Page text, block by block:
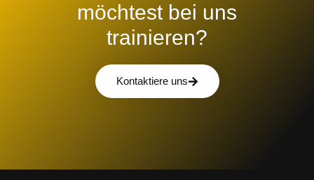
möchtest bei uns
trainieren?
Kontaktiere uns